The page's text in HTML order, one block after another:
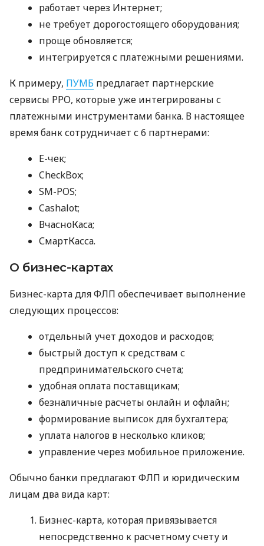
работает через Интернет;
не требует дорогостоящего оборудования;
проще обновляется;
интегрируется с платежными решениями.
К примеру, ПУМБ предлагает партнерские
сервисы РРО, которые уже интегрированы с
платежными инструментами банка. В настоящее
время банк сотрудничает с 6 партнерами:
E-чек;
CheckBox;
SM-POS;
Cashalot;
ВчасноКаса;
СмартКасса.
О бизнес-картах
Бизнес-карта для ФЛП обеспечивает выполнение
следующих процессов:
отдельный учет доходов и расходов;
быстрый доступ к средствам с
предпринимательского счета;
удобная оплата поставщикам;
безналичные расчеты онлайн и офлайн;
формирование выписок для бухгалтера;
уплата налогов в несколько кликов;
управление через мобильное приложение.
Обычно банки предлагают ФЛП и юридическим
лицам два вида карт:
Бизнес-карта, которая привязывается
непосредственно к расчетному счету и